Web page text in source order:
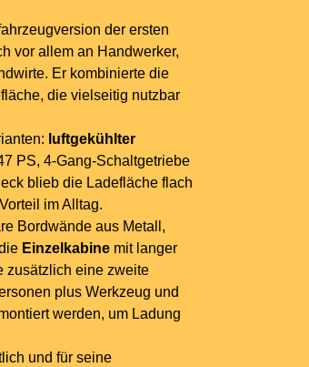
der ersten
vor allem an Handwerker,
Er kombinierte die
die vielseitig nutzbar
luftgekühlter
PS, 4-Gang-Schaltgetriebe
blieb die Ladefläche flach
im Alltag.
Bordwände aus Metall,
Einzelkabine mit langer
zusätzlich eine zweite
plus Werkzeug und
werden, um Ladung
und für seine